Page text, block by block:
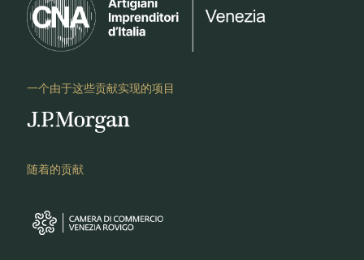
一个由于这些贡献实现的项目
随着的贡献